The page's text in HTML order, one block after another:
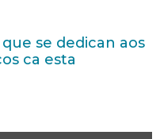
se dedican aos
ca esta